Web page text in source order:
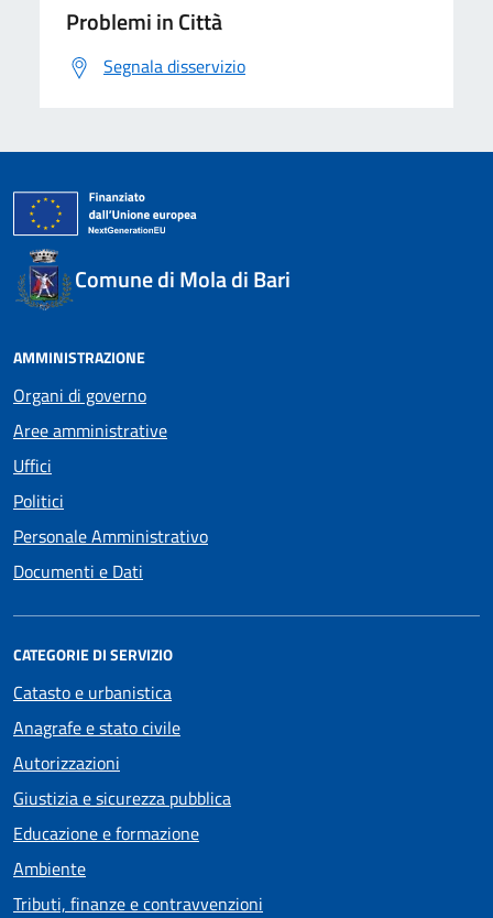
Problemi in Città
Segnala disservizio
Comune di Mola di Bari
AMMINISTRAZIONE
Organi di governo
Aree amministrative
Uffici
Politici
Personale Amministrativo
Documenti e Dati
CATEGORIE DI SERVIZIO
Catasto e urbanistica
Anagrafe e stato civile
Autorizzazioni
Giustizia e sicurezza pubblica
Educazione e formazione
Ambiente
Tributi, finanze e contravvenzioni